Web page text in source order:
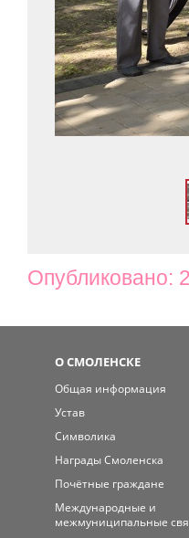
Опубликовано:
О СМОЛЕНСКЕ
Общая информация
Устав
Символика
Награды Смоленска
Почётные граждане
Международные и
межмуниципальные